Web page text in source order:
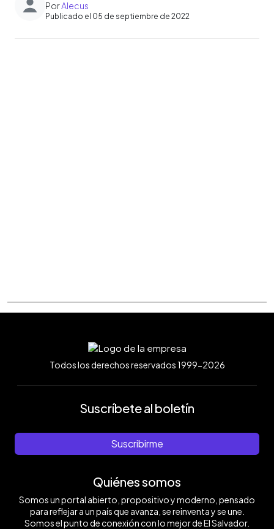
PorAlecus
Publicado el 05 de septiembre de 2022
Todos los derechos reservados 1999-2026
Suscríbete al boletín
Suscribirme
Quiénes somos
Somos un portal abierto, propositivo y moderno, pensado
para reflejar a un país que avanza, se reinventa y se une.
Somos el punto de conexión con lo mejor de El Salvador.